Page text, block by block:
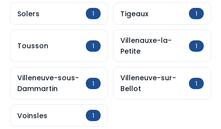
Solers 1 Tigeaux 1
Tousson 1
Villenauxe-la-
Petite
1
Villeneuve-sous-
Dammartin
1
Villeneuve-sur-
Bellot
1
Voinsles 1